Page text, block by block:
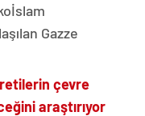
Gazze
çevre
araştırıyor